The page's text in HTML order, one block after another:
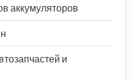
аккумуляторов
и